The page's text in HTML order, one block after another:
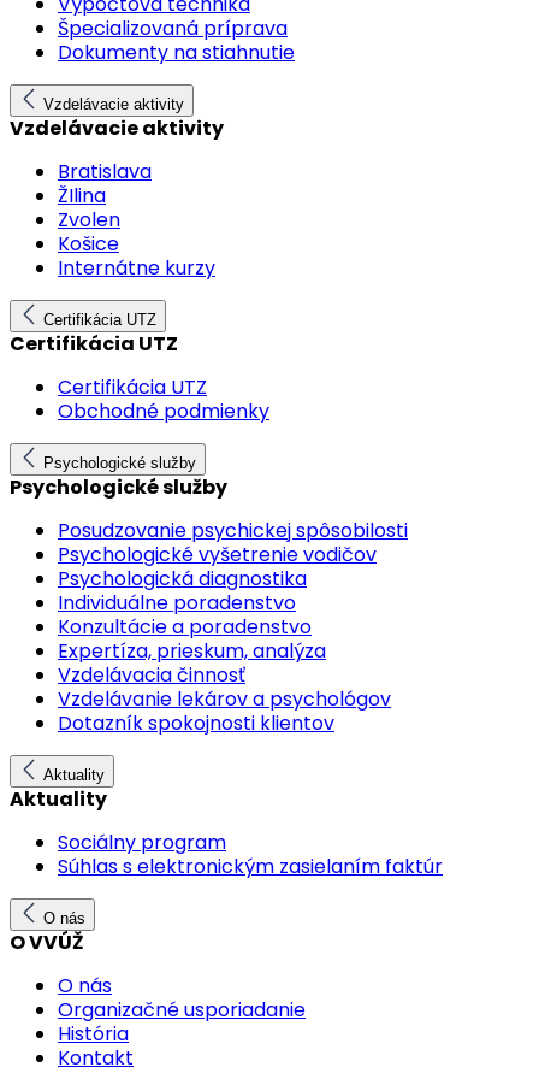
Špecializovaná príprava
Dokumenty na stiahnutie
Vzdelávacie aktivity
Vzdelávacie aktivity
Bratislava
ŽIlina
Zvolen
Košice
Internátne kurzy
Certifikácia UTZ
Certifikácia UTZ
Certifikácia UTZ
Obchodné podmienky
Psychologické služby
Psychologické služby
Posudzovanie psychickej spôsobilosti
Psychologické vyšetrenie vodičov
Psychologická diagnostika
Individuálne poradenstvo
Konzultácie a poradenstvo
Expertíza, prieskum, analýza
Vzdelávacia činnosť
Vzdelávanie lekárov a psychológov
Dotazník spokojnosti klientov
Aktuality
Aktuality
Sociálny program
Súhlas s elektronickým zasielaním faktúr
O nás
O VVÚŽ
O nás
Organizačné usporiadanie
História
Kontakt